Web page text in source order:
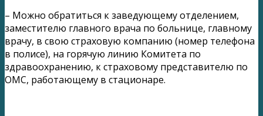
– Можно обратиться к заведующему отделением,
заместителю главного врача по больнице, главному
врачу, в свою страховую компанию (номер телефона
в полисе), на горячую линию Комитета по
здравоохранению, к страховому представителю по
ОМС, работающему в стационаре.